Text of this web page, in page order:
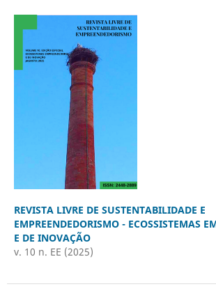
REVISTA LIVRE DE SUSTENTABILIDADE E
EMPREENDEDORISMO - ECOSSISTEMAS
E DE INOVAÇÃO
v. 10 n. EE (2025)